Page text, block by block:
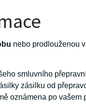
nebo prodlouženou
smluvního
zásilku od
oznámena po